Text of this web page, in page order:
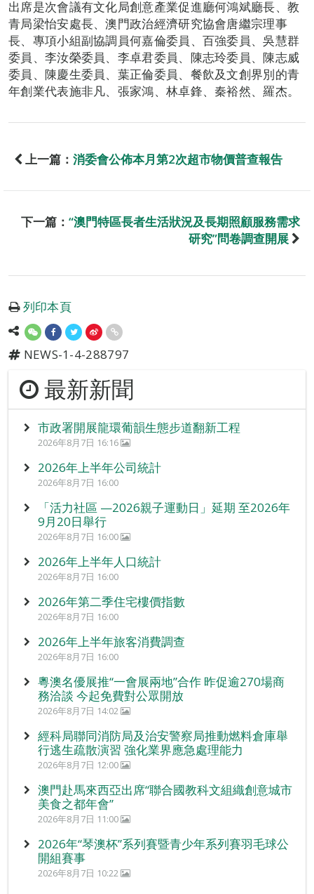
出席是次會議有文化局創意產業促進廳何鴻斌廳長、教
青局梁怡安處長、澳門政治經濟研究協會唐繼宗理事
長、專項小組副協調員何嘉倫委員、百強委員、吳慧群
委員、李汝榮委員、李卓君委員、陳志玲委員、陳志威
委員、陳慶生委員、葉正倫委員、餐飲及文創界別的青
年創業代表施非凡、張家鴻、林卓鋒、秦裕然、羅杰。
上一篇： 消委會公佈本月第2次超市物價普查報告
下一篇： “澳門特區長者生活狀況及長期照顧服務需求
研究”問卷調查開展
列印本頁
NEWS-1-4-288797
最新新聞
市政署開展龍環葡韻生態步道翻新工程
2026年8月7日 16:16
2026年上半年公司統計
2026年8月7日 16:00
「活力社區 —2026親子運動日」延期 至2026年
9月20日舉行
2026年8月7日 16:00
2026年上半年人口統計
2026年8月7日 16:00
2026年第二季住宅樓價指數
2026年8月7日 16:00
2026年上半年旅客消費調查
2026年8月7日 16:00
粵澳名優展推“一會展兩地”合作 昨促逾270場商
務洽談 今起免費對公眾開放
2026年8月7日 14:02
經科局聯同消防局及治安警察局推動燃料倉庫舉
行逃生疏散演習 強化業界應急處理能力
2026年8月7日 12:00
澳門赴馬來西亞出席“聯合國教科文組織創意城市
美食之都年會”
2026年8月7日 11:00
2026年“琴澳杯”系列賽暨青少年系列賽羽毛球公
開組賽事
2026年8月7日 10:22